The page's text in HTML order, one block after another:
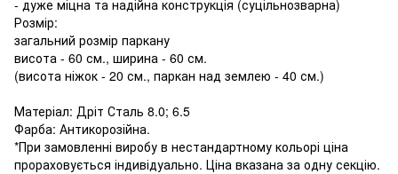
- дуже міцна та надійна конструкція (суцільнозварна)
Розмір:
загальний розмір паркану
висота - 60 см., ширина - 60 см.
(висота ніжок - 20 см., паркан над землею - 40 см.)
Матеріал: Дріт Сталь 8.0; 6.5
Фарба: Антикорозійна.
*При замовленні виробу в нестандартному кольорі ціна
прораховується індивідуально. Ціна вказана за одну секцію.